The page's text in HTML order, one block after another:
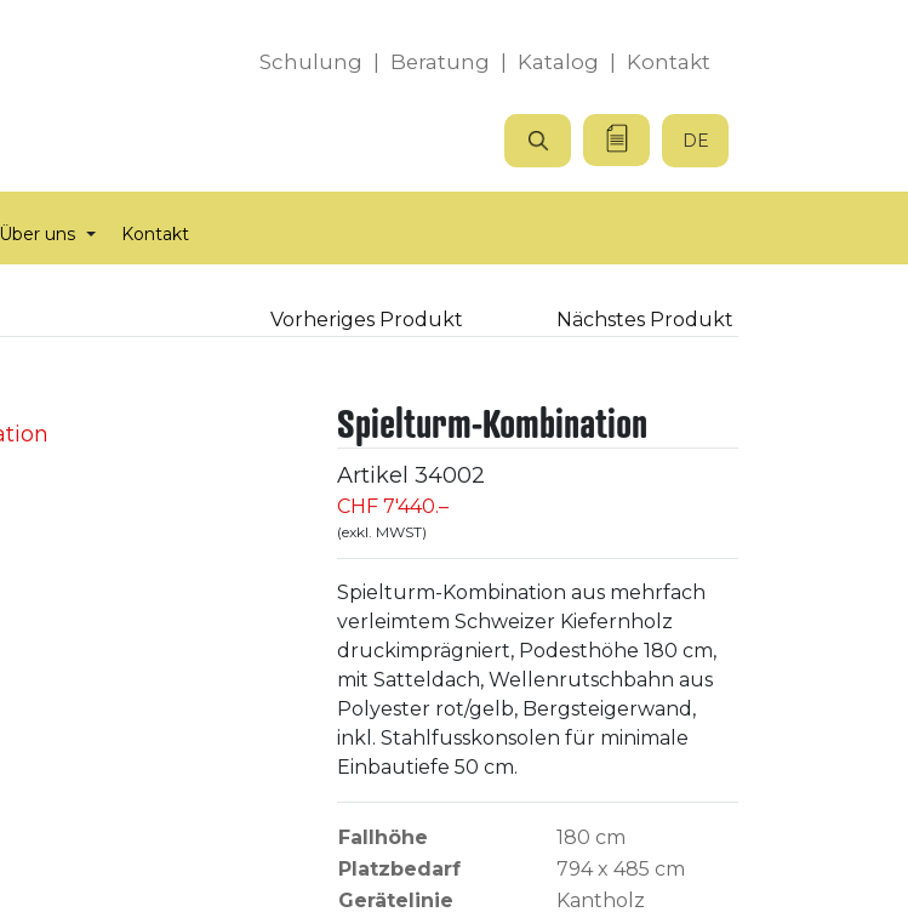
Schulung Beratung Katalog Kontakt
Über uns Kontakt
DE
Vorheriges Produkt Nächstes Produkt
Spielturm-Kombination
Artikel 34002
CHF 7'440.–
(exkl. MWST)
Spielturm-Kombination aus mehrfach
verleimtem Schweizer Kiefernholz
druckimprägniert, Podesthöhe 180 cm,
mit Satteldach, Wellenrutschbahn aus
Polyester rot/gelb, Bergsteigerwand,
inkl. Stahlfusskonsolen für minimale
Einbautiefe 50 cm.
Fallhöhe 180 cm
Platzbedarf
794 x 485 cm
Gerätelinie
Kantholz